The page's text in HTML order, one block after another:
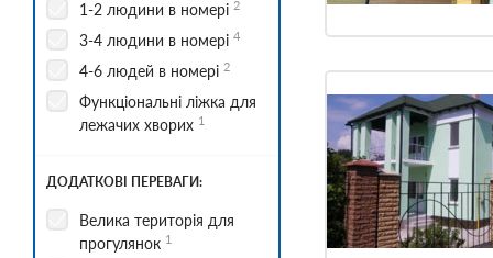
mse2_filter_msoption_reabilitaczionnyie_czentryi_gulyajpole
1
mse2_filter_msoption_zaporozhe
7
mse2_filter_msoption_xospisyi_dneprorudnoe
1
mse2_filter_msoption_xospisyi_kamenka-
1-2 людини в номері 2
3-4 людини в номері 4
4-6 людей в номері 2
Функціональні ліжка для
лежачих хворих 1
ДОДАТКОВІ ПЕРЕВАГИ:
Велика територія для
прогулянок 1